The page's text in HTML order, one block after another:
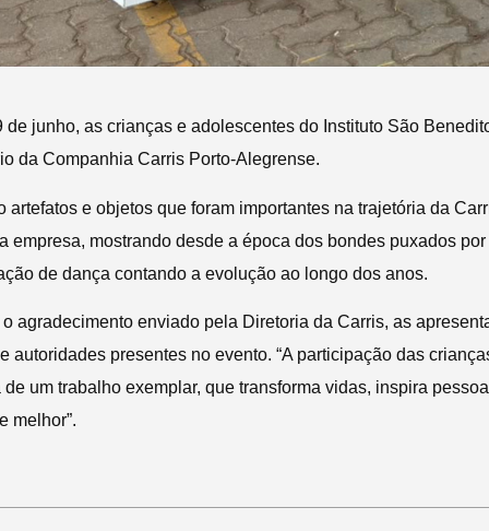
de junho, as crianças e adolescentes do Instituto São
da Companhia Carris Porto-Alegrense.
artefatos e objetos que foram importantes na trajetória da
empresa, mostrando desde a época dos bondes puxados
de dança contando a evolução ao longo dos anos.
agradecimento enviado pela Diretoria da Carris, as
autoridades presentes no evento. “A participação das
de um trabalho exemplar, que transforma vidas, inspira
melhor”.